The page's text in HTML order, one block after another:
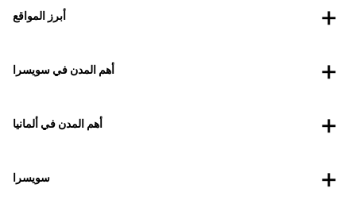
أبرز المواقع
أهم المدن في سويسرا
أهم المدن في ألمانيا
سويسرا